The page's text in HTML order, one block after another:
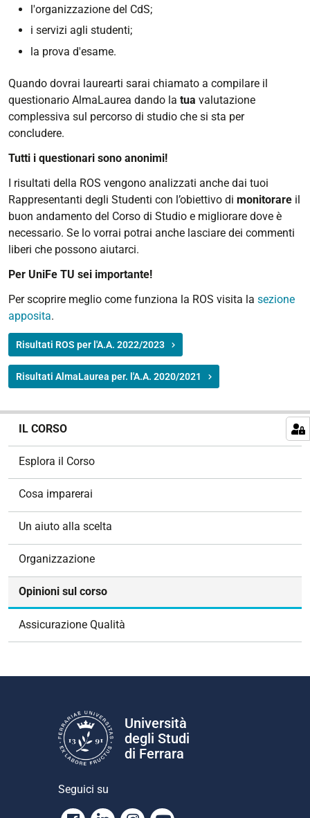
l'organizzazione del CdS;
i servizi agli studenti;
la prova d'esame.
Quando dovrai laurearti sarai chiamato a compilare il
questionario AlmaLaurea dando la tua valutazione
complessiva sul percorso di studio che si sta per
concludere.
Tutti i questionari sono anonimi!
I risultati della ROS vengono analizzati anche dai tuoi
Rappresentanti degli Studenti con l’obiettivo di monitorare il
buon andamento del Corso di Studio e migliorare dove è
necessario. Se lo vorrai potrai anche lasciare dei commenti
liberi che possono aiutarci.
Per UniFe TU sei importante!
Per scoprire meglio come funziona la ROS visita la sezione
apposita.
Risultati ROS per l'A.A. 2022/2023
Risultati AlmaLaurea per. l'A.A. 2020/2021
IL CORSO
Esplora il Corso
Cosa imparerai
Un aiuto alla scelta
Organizzazione
Opinioni sul corso
Assicurazione Qualità
Università
degli Studi
di Ferrara
Seguici su